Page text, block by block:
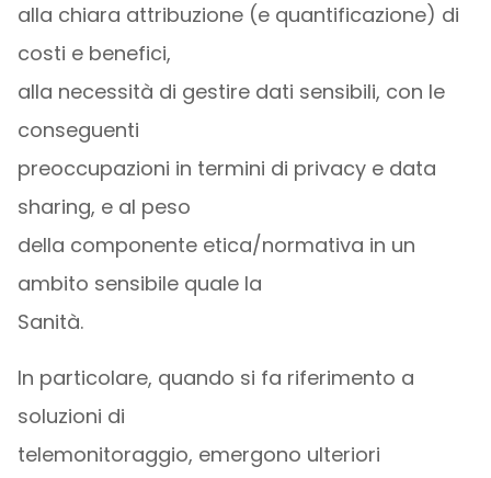
alla chiara attribuzione (e quantificazione) di
costi e benefici,
alla necessità di gestire dati sensibili, con le
conseguenti
preoccupazioni in termini di privacy e data
sharing, e al peso
della componente etica/normativa in un
ambito sensibile quale la
Sanità.
In particolare, quando si fa riferimento a
soluzioni di
telemonitoraggio, emergono ulteriori